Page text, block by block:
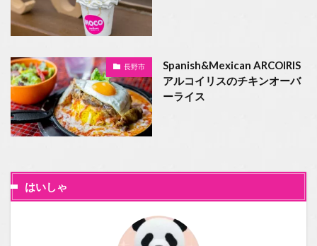
長野市
Spanish&Mexican ARCOIRIS
アルコイリスのチキンオーバ
ーライス
はいしゃ